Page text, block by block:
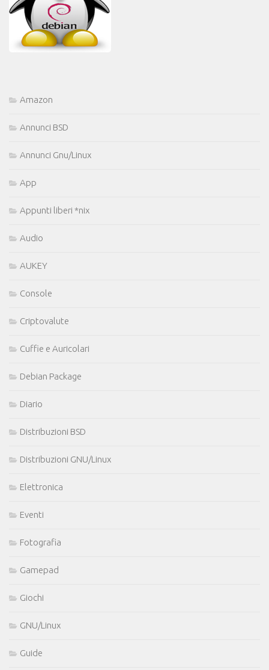
Amazon
Annunci BSD
Annunci Gnu/Linux
App
Appunti liberi *nix
Audio
AUKEY
Console
Criptovalute
Cuffie e Auricolari
Debian Package
Diario
Distribuzioni BSD
Distribuzioni GNU/Linux
Elettronica
Eventi
Fotografia
Gamepad
Giochi
GNU/Linux
Guide